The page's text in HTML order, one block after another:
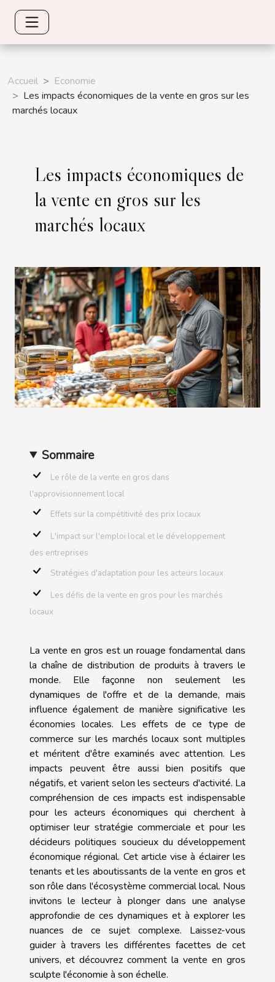
Accueil
Economie
Les impacts économiques de la vente en gros sur les
marchés locaux
Les impacts économiques de
la vente en gros sur les
marchés locaux
Sommaire
Le rôle de la vente en gros dans
l'approvisionnement local
Effets sur la compétitivité des prix locaux
L'impact sur l'emploi local et le développement
des entreprises
Stratégies d'adaptation pour les acteurs locaux
Les défis de la vente en gros pour les marchés
locaux
La vente en gros est un rouage fondamental dans
la chaîne de distribution de produits à travers le
monde. Elle façonne non seulement les
dynamiques de l'offre et de la demande, mais
influence également de manière significative les
économies locales. Les effets de ce type de
commerce sur les marchés locaux sont multiples
et méritent d'être examinés avec attention. Les
impacts peuvent être aussi bien positifs que
négatifs, et varient selon les secteurs d'activité. La
compréhension de ces impacts est indispensable
pour les acteurs économiques qui cherchent à
optimiser leur stratégie commerciale et pour les
décideurs politiques soucieux du développement
économique régional. Cet article vise à éclairer les
tenants et les aboutissants de la vente en gros et
son rôle dans l'écosystème commercial local. Nous
invitons le lecteur à plonger dans une analyse
approfondie de ces dynamiques et à explorer les
nuances de ce sujet complexe. Laissez-vous
guider à travers les différentes facettes de cet
univers, et découvrez comment la vente en gros
sculpte l'économie à son échelle.